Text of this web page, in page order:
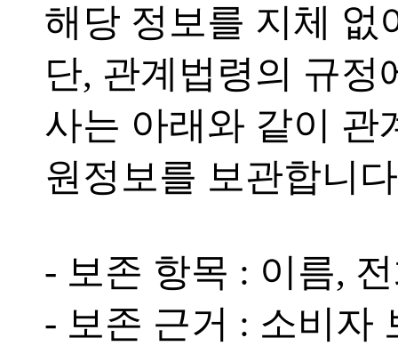
해당 정보를 지체 없
단, 관계법령의 규정
사는 아래와 같이 관
원정보를 보관합니
- 보존 항목 : 이름,
- 보존 근거 : 소비자